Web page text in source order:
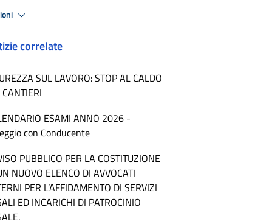
correlate
SUL LAVORO: STOP AL CALDO
ESAMI ANNO 2026 -
con Conducente
PUBBLICO PER LA COSTITUZIONE
NUOVO ELENCO DI AVVOCATI
PER L’AFFIDAMENTO DI SERVIZI
ED INCARICHI DI PATROCINIO